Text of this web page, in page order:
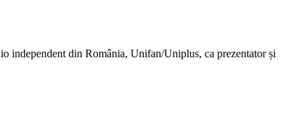
independent din România, Unifan/Uniplus, ca prezentator și